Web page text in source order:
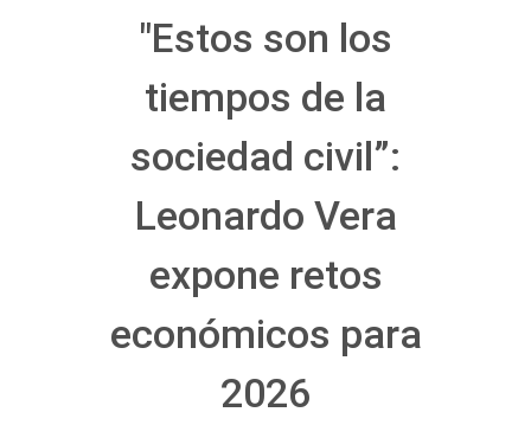
"Estos son los
tiempos de la
sociedad civil”:
Leonardo Vera
expone retos
económicos para
2026